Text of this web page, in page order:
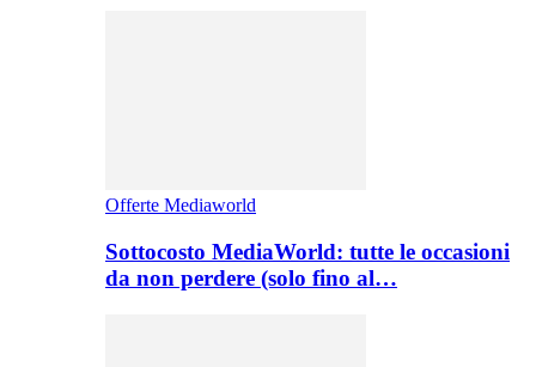
Offerte Mediaworld
Sottocosto MediaWorld: tutte le occasioni
da non perdere (solo fino al…